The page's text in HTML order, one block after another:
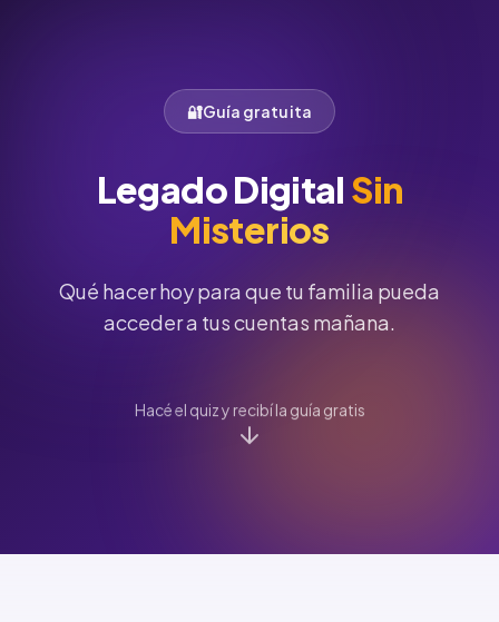
🔐Guía gratuita
Legado Digital Sin
Misterios
Qué hacer hoy para que tu familia pueda
acceder a tus cuentas mañana.
Hacé el quiz y recibí la guía gratis